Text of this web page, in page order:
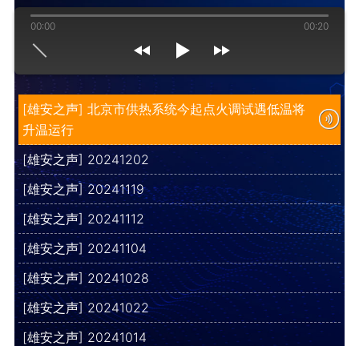
[雄安之声] 北京市供热系统今起点火调试遇低温将
升温运行
[雄安之声] 20241202
[雄安之声] 20241119
[雄安之声] 20241112
[雄安之声] 20241104
[雄安之声] 20241028
[雄安之声] 20241022
[雄安之声] 20241014
00:00 00:20